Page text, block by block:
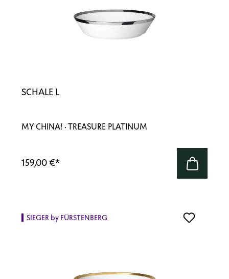
SCHALE L
MY CHINA! · TREASURE PLATINUM
159,00 €*
SIEGER by FÜRSTENBERG